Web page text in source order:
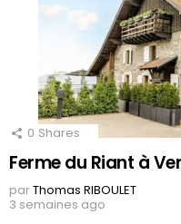
0 Shares
Ferme du Riant à
parThomas RIBOULET
3 semaines ago